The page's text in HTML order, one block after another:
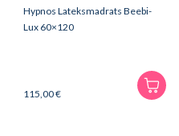
Hypnos Lateksmadrats Beebi-
Lux 60×120
115,00€